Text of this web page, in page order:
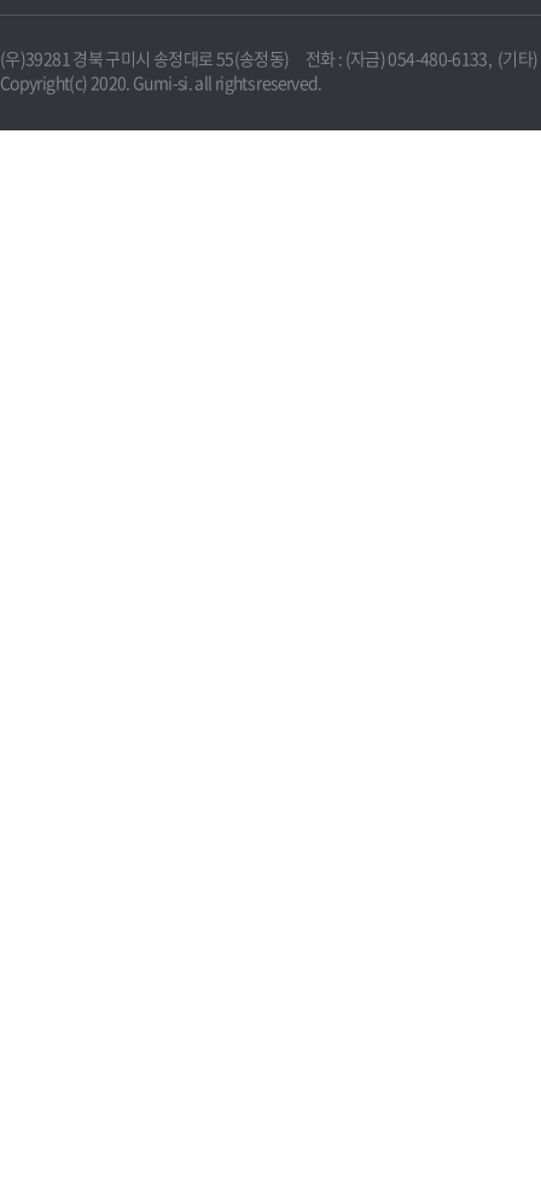
(우)39281 경북 구미시 송정대로 55(송정동) 전화 : (자금) 054-480-6133, (기타
Copyright(c) 2020. Gumi-si. all rights reserved.